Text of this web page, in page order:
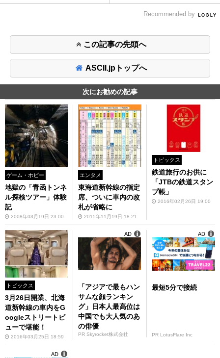
Recommended by
この記事の先頭へ
ASCII.jpトップへ
次にお勧めの記事
ゲーム・ホビー
地獄の「青函トンネ
ル探検ツアー」体験
記
2008年03月19日 23:00
エンタメ
東海道新幹線の指定
席、ついに車内の改
札が省略に
2015年11月19日 18:21
トピックス
鉄道旅行のお供に
「JTBの鉄道スタン
プ帳」
2016年02月26日 19:00
トピックス
3月26日開業、北海
道新幹線の車内をG
oogleストリートビ
ューで堪能！
2016年03月25日 18:59
「アジアで最もハン
サムな顔ランキン
グ」日本人最高位は
中国でも大人気のあ
の俳優
PR Skyrocket株式会社
AD
最短5分で接続
PR LotusFlare Inc
AD
AD